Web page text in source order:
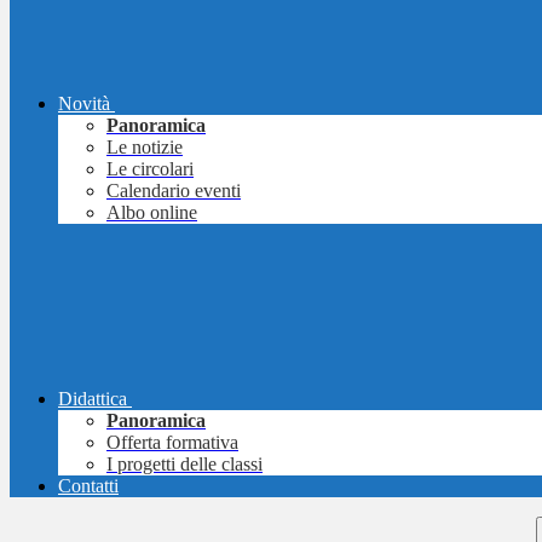
Novità
Panoramica
Le notizie
Le circolari
Calendario eventi
Albo online
Didattica
Panoramica
Offerta formativa
I progetti delle classi
Contatti